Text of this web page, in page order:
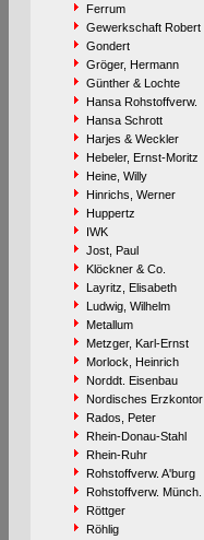
Ferrum
Gewerkschaft Robert
Gondert
Gröger, Hermann
Günther & Lochte
Hansa Rohstoffverw.
Hansa Schrott
Harjes & Weckler
Hebeler, Ernst-Moritz
Heine, Willy
Hinrichs, Werner
Huppertz
IWK
Jost, Paul
Klöckner & Co.
Layritz, Elisabeth
Ludwig, Wilhelm
Metallum
Metzger, Karl-Ernst
Morlock, Heinrich
Norddt. Eisenbau
Nordisches Erzkontor
Rados, Peter
Rhein-Donau-Stahl
Rhein-Ruhr
Rohstoffverw. A'burg
Rohstoffverw. Münch.
Röttger
Röhlig